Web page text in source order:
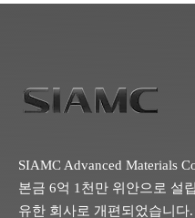
SIAMC Advanced Materials
본금 6억 1천만 위안으로 설
유한 회사로 개편되었습니다.